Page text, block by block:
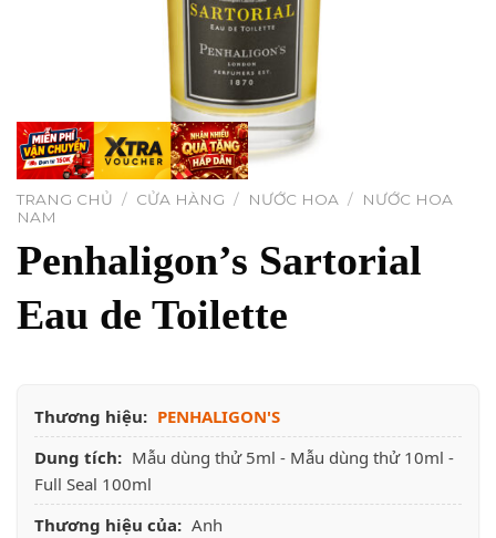
TRANG CHỦ / CỬA HÀNG / NƯỚC HOA /
NƯỚC HOA
NAM
Penhaligon’s Sartorial
Eau de Toilette
Thương hiệu: PENHALIGON'S
Dung tích: Mẫu dùng thử 5ml - Mẫu dùng thử 10ml -
Full Seal 100ml
Thương hiệu của: Anh